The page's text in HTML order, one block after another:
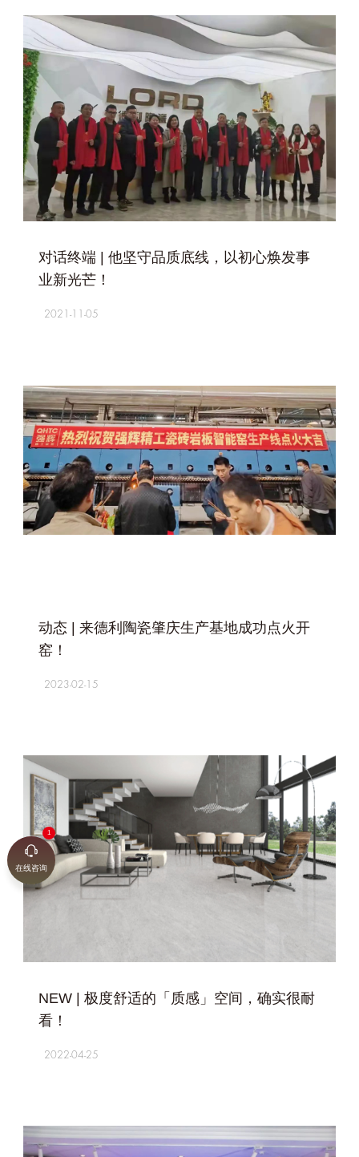
对话终端 | 他坚守品质底线，以初心焕发事
业新光芒！
2021-11-05
动态 | 来德利陶瓷肇庆生产基地成功点火开
窑！
2023-02-15
NEW | 极度舒适的「质感」空间，确实很耐
看！
2022-04-25
在线咨询